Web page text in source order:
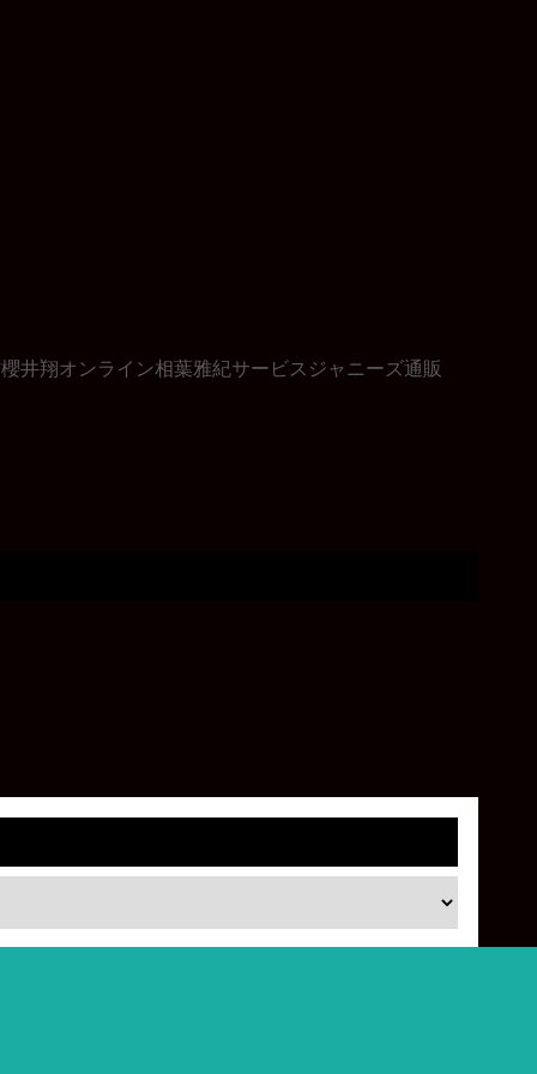
櫻井翔オンライン相葉雅紀サービス ジャニーズ通販